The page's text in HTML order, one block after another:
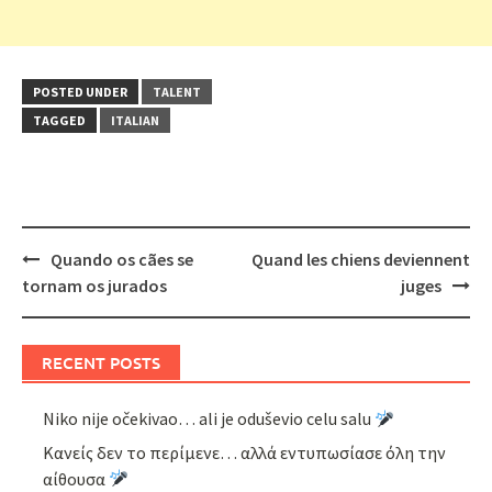
POSTED UNDER
TALENT
TAGGED
ITALIAN
Post
navigation
Quando os cães se
tornam os jurados
Quand les chiens deviennent
juges
RECENT POSTS
Niko nije očekivao… ali je oduševio celu salu
Κανείς δεν το περίμενε… αλλά εντυπωσίασε όλη την
αίθουσα